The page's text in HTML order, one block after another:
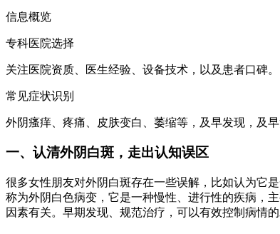
信息概览
专科医院选择
关注医院资质、医生经验、设备技术，以及患者口碑。
常见症状识别
外阴瘙痒、疼痛、皮肤变白、萎缩等，及早发现，及早
一、认清外阴白斑，走出认知误区
很多女性朋友对外阴白斑存在一些误解，比如认为它
称为外阴白色病变，它是一种慢性、进行性的疾病，
因素有关。早期发现、规范治疗，可以有效控制病情